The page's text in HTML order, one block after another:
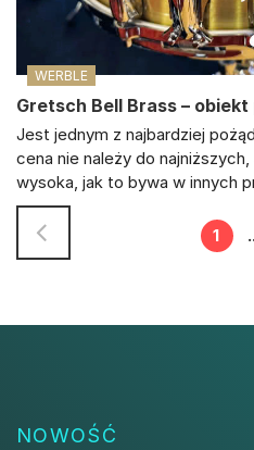
WERBLE
Gretsch Bell Brass –
Jest jednym z najbardziej
cena nie należy do
wysoka, jak to bywa w innych
1
NOWOŚĆ